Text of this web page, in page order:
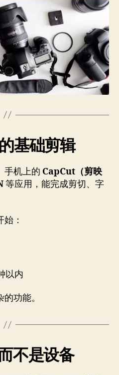
基础剪辑
手机上的 CapCut（剪映
等应用，能完成剪切、字
：
以内
功能。
不是设备